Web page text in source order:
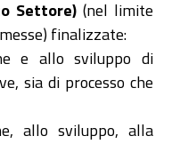
Settore) (nel limite
finalizzate:
e allo sviluppo di
sia di processo che
allo sviluppo, alla